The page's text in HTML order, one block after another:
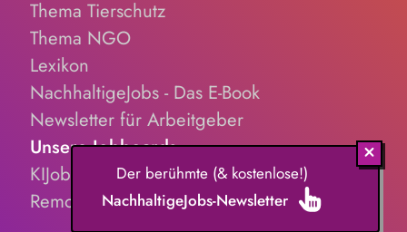
Thema Tierschutz
Thema NGO
Lexikon
NachhaltigeJobs - Das E-Book
Newsletter für Arbeitgeber
Unsere Jobboards
KIJobs.de
RemoteJobs.de
Der berühmte (& kostenlose!)
NachhaltigeJobs-Newsletter